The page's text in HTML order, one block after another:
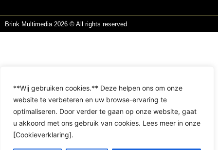
**Wij gebruiken cookies.** Deze helpen ons om onze
website te verbeteren en uw browse-ervaring te
optimaliseren. Door verder te gaan op onze website, gaat
u akkoord met ons gebruik van cookies. Lees meer in onze
[Cookieverklaring].
Brink Multimedia 2026 © All rights reserved